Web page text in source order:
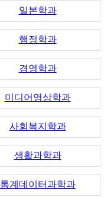
일본학과
행정학과
경영학과
미디어영상학과
사회복지학과
생활과학과
통계데이터과학과